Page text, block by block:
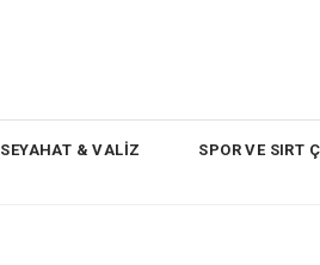
SEYAHAT & VALİZ SPOR VE SIRT